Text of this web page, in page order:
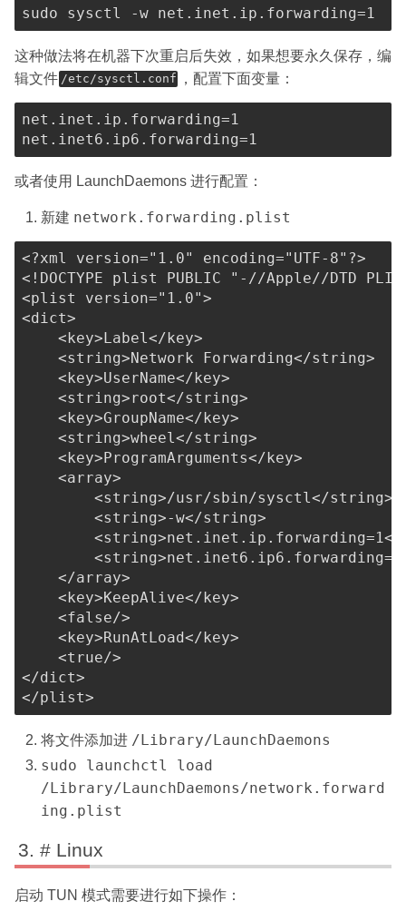
这种做法将在机器下次重启后失效，如果想要永久保存，编
辑文件 /etc/sysctl.conf ，配置下面变量：
net.inet.ip.forwarding=1
或者使用 LaunchDaemons 进行配置：
新建 network.forwarding.plist
<?xml version="1.0" encoding="UTF-8"?>
<! DOCTYPE plist PUBLIC
"-//Apple//DTD
<plist version=" 1.0">
<dict>
< key> Label</ key>
<string>Network Forwarding</string>
< key>UserName</ key>
<string>root</string>
< key>GroupName</ key>
<string>wheel</string>
< key> ProgramArguments</ key>
<array>
<string>/usr/sbin/sysctl</string>
<string>-w</string>
<string>net.inet.ip.forwarding=1</
<string>net.inet6.ip6.forwarding=1
</array>
< key>KeepAlive</ key>
<false/>
< key>RunAtLoad</ key>
<true/>
</dict>
</plist>
将文件添加进 /Library/LaunchDaemons
sudo launchctl load
/Library/LaunchDaemons/network.forward
ing.plist
# Linux
启动 TUN 模式需要进行如下操作：